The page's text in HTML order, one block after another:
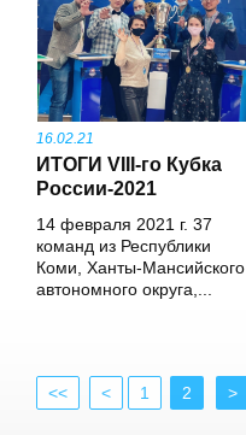
16.02.21
ИТОГИ VIII-го Кубка
России-2021
14 февраля 2021 г. 37
команд из Республики
Коми, Ханты-Мансийского
автономного округа,...
<< < 1 2 >